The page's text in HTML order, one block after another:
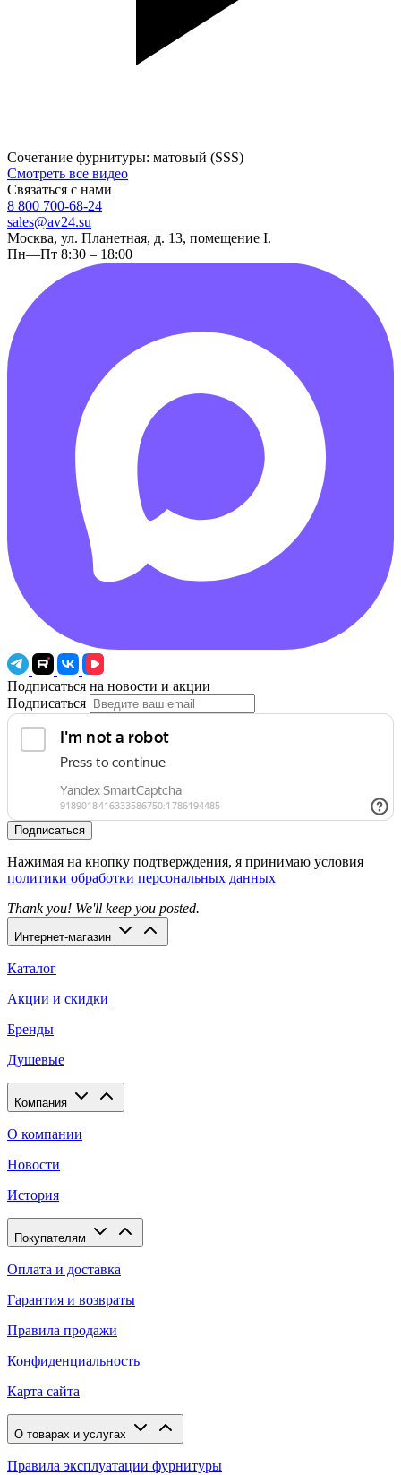
Сочетание фурнитуры: матовый (SSS)
Смотреть все видео
Связаться с нами
8 800 700-68-24
sales@av24.su
Москва, ул. Планетная, д. 13, помещение I.
Пн—Пт 8:30 – 18:00
Подписаться на новости и акции
Подписаться
Подписаться
Нажимая на кнопку подтверждения, я принимаю условия
политики обработки персональных данных
Thank you! We'll keep you posted.
Интернет-магазин
Каталог
Акции и скидки
Бренды
Душевые
Компания
О компании
Новости
История
Покупателям
Оплата и доставка
Гарантия и возвраты
Правила продажи
Конфиденциальность
Карта сайта
О товарах и услугах
Правила эксплуатации фурнитуры